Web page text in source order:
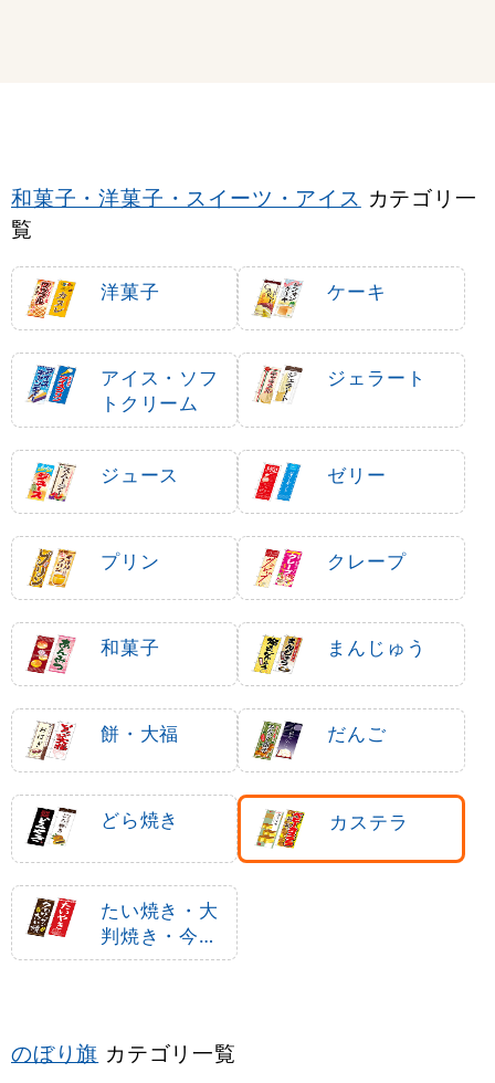
和菓子・洋菓子・スイーツ・アイス カテゴリ一
覧
洋菓子 ケーキ
アイス・ソフ
トクリーム
ジェラート
ジュース ゼリー
プリン クレープ
和菓子 まんじゅう
餅・大福 だんご
どら焼き カステラ
たい焼き・大
判焼き・今川
焼き
のぼり旗 カテゴリ一覧